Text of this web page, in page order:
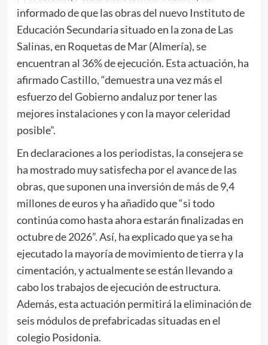
informado de que las obras del nuevo Instituto de
Educación Secundaria situado en la zona de Las
Salinas, en Roquetas de Mar (Almería), se
encuentran al 36% de ejecución. Esta actuación, ha
afirmado Castillo, “demuestra una vez más el
esfuerzo del Gobierno andaluz por tener las
mejores instalaciones y con la mayor celeridad
posible”.
En declaraciones a los periodistas, la consejera se
ha mostrado muy satisfecha por el avance de las
obras, que suponen una inversión de más de 9,4
millones de euros y ha añadido que “si todo
continúa como hasta ahora estarán finalizadas en
octubre de 2026”. Así, ha explicado que ya se ha
ejecutado la mayoría de movimiento de tierra y la
cimentación, y actualmente se están llevando a
cabo los trabajos de ejecución de estructura.
Además, esta actuación permitirá la eliminación de
seis módulos de prefabricadas situadas en el
colegio Posidonia.